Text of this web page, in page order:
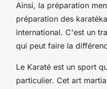
Ainsi, la préparation
préparation des
international. C'est un
qui peut faire la
Le Karaté est un sport
particulier. Cet art